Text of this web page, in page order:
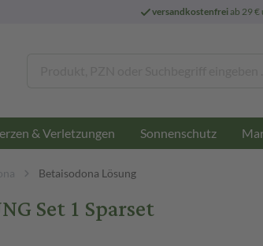
versandkostenfreiab 29 €
& Verletzungen Sonnenschutz
Betaisodona Lösung
Set 1 Sparset